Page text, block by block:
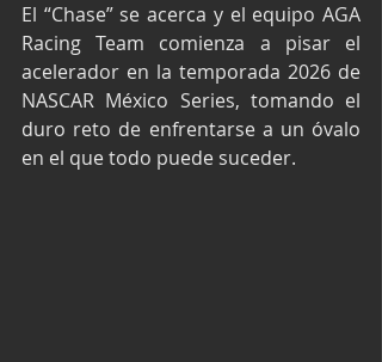
El “Chase” se acerca y el equipo AGA
Racing Team comienza a pisar el
acelerador en la temporada 2026 de
NASCAR México Series, tomando el
duro reto de enfrentarse a un óvalo
en el que todo puede suceder.